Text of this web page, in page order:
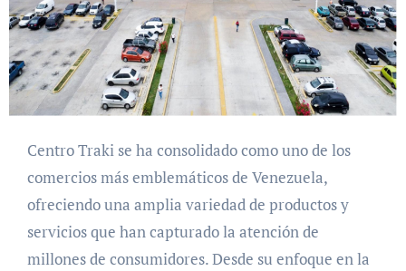
Centro Traki se ha consolidado como uno de los
comercios más emblemáticos de Venezuela,
ofreciendo una amplia variedad de productos y
servicios que han capturado la atención de
millones de consumidores. Desde su enfoque en la